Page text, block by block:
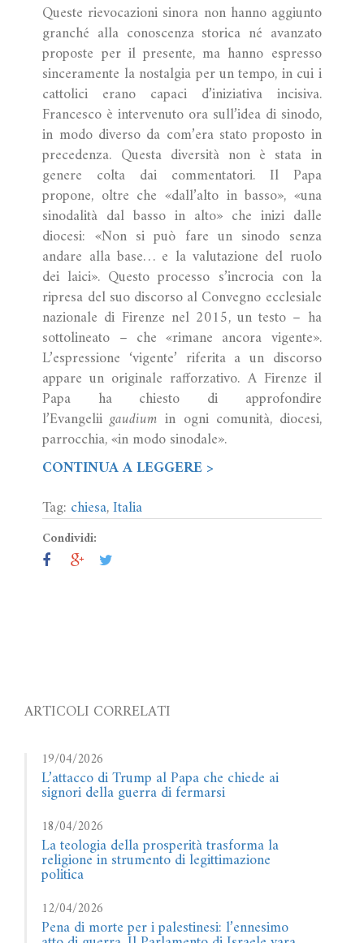
Queste rievocazioni sinora non hanno aggiunto
granché alla conoscenza storica né avanzato
proposte per il presente, ma hanno espresso
sinceramente la nostalgia per un tempo, in cui i
cattolici erano capaci d’iniziativa incisiva.
Francesco è intervenuto ora sull’idea di sinodo,
in modo diverso da com’era stato proposto in
precedenza. Questa diversità non è stata in
genere colta dai commentatori. Il Papa
propone, oltre che «dall’alto in basso», «una
sinodalità dal basso in alto» che inizi dalle
diocesi: «Non si può fare un sinodo senza
andare alla base… e la valutazione del ruolo
dei laici». Questo processo s’incrocia con la
ripresa del suo discorso al Convegno ecclesiale
nazionale di Firenze nel 2015, un testo – ha
sottolineato – che «rimane ancora vigente».
L’espressione ‘vigente’ riferita a un discorso
appare un originale rafforzativo. A Firenze il
Papa ha chiesto di approfondire
l’Evangeliigaudium in ogni comunità, diocesi,
parrocchia, «in modo sinodale».
CONTINUA A LEGGERE >
Tag: chiesa,Italia
Condividi:
ARTICOLI CORRELATI
19/04/2026
L’attacco di Trump al Papa che chiede ai
signori della guerra di fermarsi
18/04/2026
La teologia della prosperità trasforma la
religione in strumento di legittimazione
politica
12/04/2026
Pena di morte per i palestinesi: l’ennesimo